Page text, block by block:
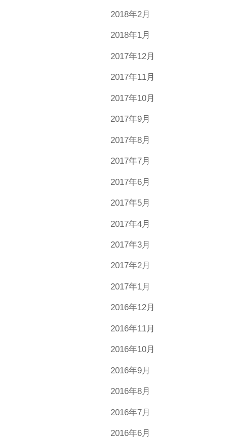
2018年2月
2018年1月
2017年12月
2017年11月
2017年10月
2017年9月
2017年8月
2017年7月
2017年6月
2017年5月
2017年4月
2017年3月
2017年2月
2017年1月
2016年12月
2016年11月
2016年10月
2016年9月
2016年8月
2016年7月
2016年6月